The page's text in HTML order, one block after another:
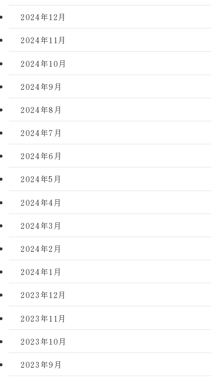
2024年12月
2024年11月
2024年10月
2024年9月
2024年8月
2024年7月
2024年6月
2024年5月
2024年4月
2024年3月
2024年2月
2024年1月
2023年12月
2023年11月
2023年10月
2023年9月